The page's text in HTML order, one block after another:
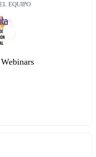
EQUIPO